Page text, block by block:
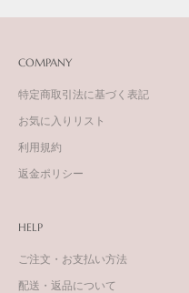
COMPANY
特定商取引法に基づく表記
お気に入りリスト
利用規約
返金ポリシー
HELP
ご注文・お支払い方法
配送・返品について